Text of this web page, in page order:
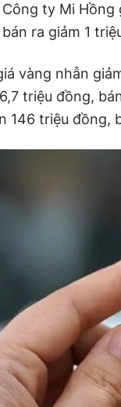
ty Mi Hồng
ra giảm 1
vàng nhẫn
triệu đồng,
146 triệu đồng,